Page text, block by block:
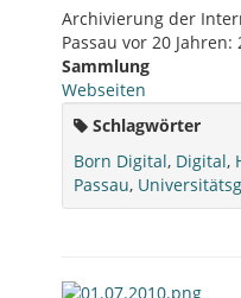
Archivierung der
Passau vor 20 Jahren:
Sammlung
Webseiten
Schlagwörter
Born Digital, Digital,
Passau,